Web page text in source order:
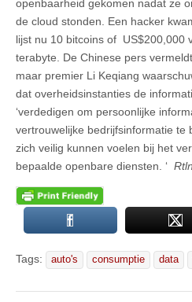
openbaarheid gekomen nadat ze
de cloud stonden. Een hacker
lijst nu 10 bitcoins of US$200,000
terabyte. De Chinese pers
maar premier Li Keqiang
dat overheidsinstanties de
‘verdedigen om persoonlijke
vertrouwelijke bedrijfsinformatie te
zich veilig kunnen voelen bij het
bepaalde openbare diensten. ‘
Tags: auto's consumptie data